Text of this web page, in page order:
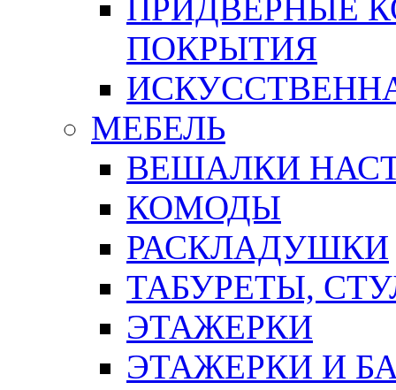
ПРИДВЕРНЫЕ
ПОКРЫТИЯ
МЕБЕЛЬ
ВЕШАЛКИ
КОМОДЫ
РАСКЛАДУШКИ
ТАБУРЕТЫ,
ЭТАЖЕРКИ
ЭТАЖЕРКИ И